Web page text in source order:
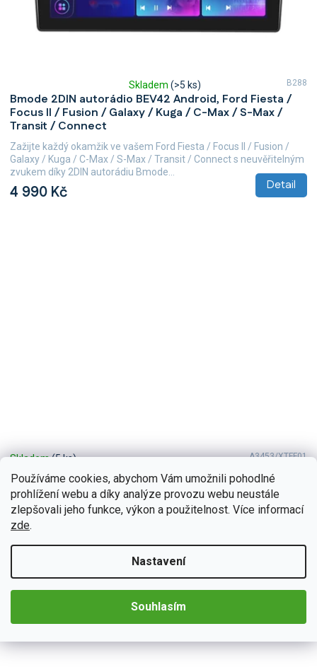
Používáme cookies, abychom Vám umožnili pohodlné
prohlížení webu a díky analýze provozu webu neustále
zlepšovali jeho funkce, výkon a použitelnost. Více informací
zde.
Nastavení
Souhlasím
Bmode 2DIN autorádio BEV42 Android, Ford Fiesta /
Focus II / Fusion / Galaxy / Kuga / C-Max / S-Max /
Transit / Connect
hodnocení
produktu
je
5,0
z
Skladem (>5 ks)
4 990 Kč Detail
Zažijte každý okamžik ve vašem Ford Fiesta / Focus II / Fusion /
Galaxy / Kuga / C-Max / S-Max / Transit / Connect s neuvěřitelným
zvukem díky 2DIN autorádiu Bmode...
B288
Bmode 2DIN autorádio BEV78 Android, Ford Focus III
Skladem(5 ks)
Zažijte každý okamžik ve vašem Ford Focus III s neuvěřitelným
zvukem díky 2DIN autorádiu Bmode BEV78. Na první pohled upoutá
moderní technologie CarPlay a AndroidAuto,...
A3453/XTFF01